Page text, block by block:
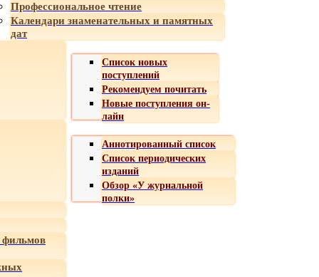
Профессиональное чтение
Календари знаменательных и памятных
дат
Список новых
поступлений
Рекомендуем почитать
Новые поступления он-
лайн
Аннотированный список
Список периодических
изданий
Обзор «У журнальной
полки»